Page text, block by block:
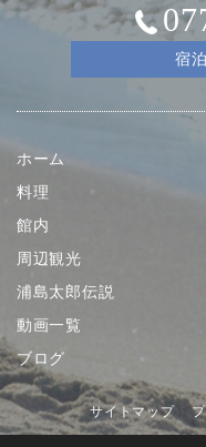
宿
ホーム
料理
館内
周辺観光
浦島太郎伝説
動画一覧
ブログ
サイトマップ